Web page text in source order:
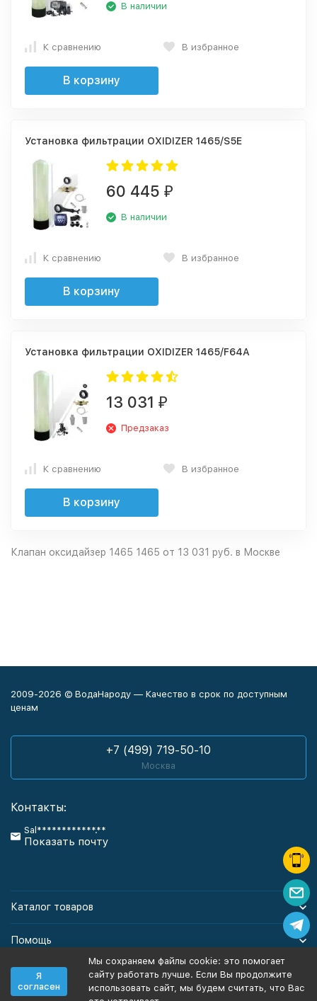
В наличии
К сравнению В избранное
В корзину
Установка фильтрации OXIDIZER 1465/S5E
60 445 ₽
В наличии
К сравнению В избранное
В корзину
Установка фильтрации OXIDIZER 1465/F64A
13 031 ₽
Предзаказ
К сравнению В избранное
В корзину
Клапан оксидайзер 1465 1465 от 13 031 руб. в Москве
2009-2026 © ВодаНароду — Качество в срок по доступным
ценам
+7 (499) 719-50-10
Москва
Контакты:
Sal************.**
Показать почту
Каталог товаров
Помощь
Информация
Я
согласен
Мы сохраняем файлы cookie: это помогает
сайту работать лучше. Если Вы продолжите
использовать сайт, мы будем считать, что Вас